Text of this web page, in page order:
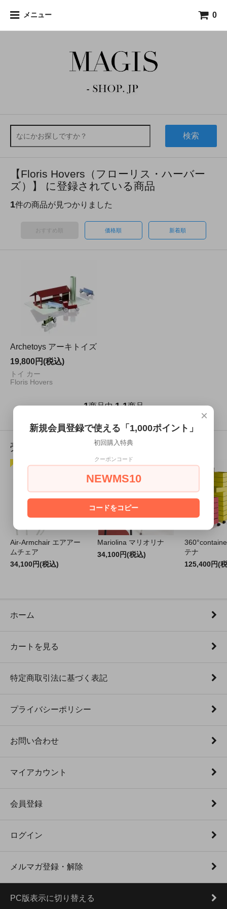
メニュー 0
検索
【Floris Hovers（フローリス・ハーバー
ズ）】 に登録されている商品
1件の商品が見つかりました
おすすめ順 価格順 新着順
Archetoys アーキトイズ
19,800円(税込)
トイ カー
Floris Hovers
1商品中1-1商品
売れ筋商品
Air-Armchair エアアー
ムチェア
34,100円(税込)
Mariolina マリオリナ
34,100円(税込)
テナ
125,400円(
ホーム
カートを見る
特定商取引法に基づく表記
プライバシーポリシー
お問い合わせ
マイアカウント
会員登録
ログイン
メルマガ登録・解除
PC版表示に切り替える
×
新規会員登録で使える「1,000ポイント」
初回購入特典
クーポンコード
NEWMS10
コードをコピー